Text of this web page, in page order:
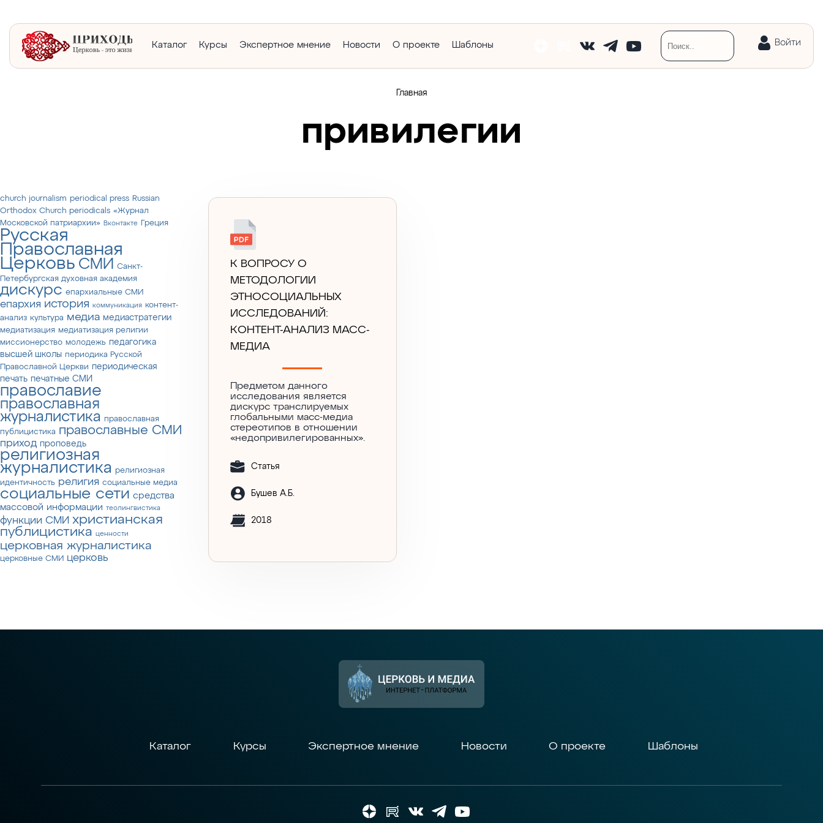
Каталог Курсы Экспертное мнение Новости О проекте Шаблоны Войти
Главная
привилегии
church journalism periodical press Russian
Orthodox Church periodicals «Журнал
Московской патриархии» Вконтакте Греция
Русская
Православная
Церковь СМИ
Санкт-
Петербургская духовная академия
дискурс епархиальные СМИ
епархия история коммуникация контент-
анализ культура медиа медиастратегии
медиатизация медиатизация религии
миссионерство молодежь педагогика
высшей школы периодика Русской
Православной Церкви периодическая
печать печатные СМИ
православие
православная
журналистика православная
публицистика православные СМИ
приход проповедь
религиозная
журналистика религиозная
идентичность религия социальные медиа
социальные сети средства
массовой информации теолингвистика
функции СМИ христианская
публицистика ценности
церковная журналистика
церковные СМИ церковь
К ВОПРОСУ О
МЕТОДОЛОГИИ
ЭТНОСОЦИАЛЬНЫХ
ИССЛЕДОВАНИЙ:
КОНТЕНТ-АНАЛИЗ МАСС-
МЕДИА
Предметом данного
исследования является
дискурс транслируемых
глобальными масс-медиа
стереотипов в отношении
«недопривилегированных».
Статья
Бушев А.Б.
2018
Каталог Курсы Экспертное мнение Новости О проекте Шаблоны